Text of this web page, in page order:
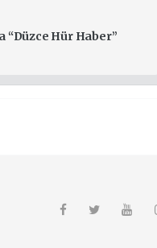
“Düzce Hür Haber”